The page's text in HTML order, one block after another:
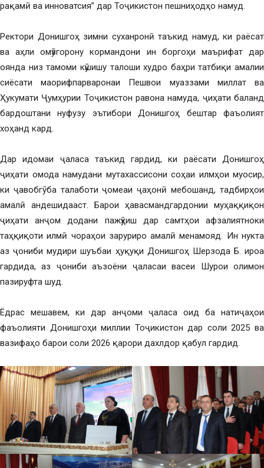
рақамӣ ва инноватсия” дар Тоҷикистон пешниҳодҳо намуд.
Ректори Донишгоҳ зимни суханронӣ таъкид намуд, ки раёсат
ва аҳли омӯзгорону кормандони ин боргоҳи маърифат дар
оянда низ тамоми кӯшишу талоши худро баҳри татбиқи амалии
сиёсати маорифпарваронаи Пешвои муаззами миллат ва
Ҳукумати Ҷумҳурии Тоҷикистон равона намуда, ҷиҳати баланд
бардоштани нуфузу эътибори Донишгоҳ бештар фаъолият
хоҳанд кард.
Дар идомаи ҷаласа таъкид гардид, ки раёсати Донишгоҳ
ҷиҳати омода намудани мутахассисони соҳаи илмҳои муосир,
ки ҷавобгӯ ба талаботи ҷомеаи ҷаҳонӣ мебошанд, тадбирҳои
амалӣ андешидааст. Барои ҳавасмандгардонии муҳаққиқон
ҷиҳати анҷом додани пажӯҳиш дар самтҳои афзалиятноки
таҳқиқоти илмӣ чораҳои заруриро амалӣ менамояд. Ин нукта
аз ҷониби мудири шуъбаи ҳуқуқи Донишгоҳ Шерзода Б. ироа
гардида, аз ҷониби аъзоёни ҷаласаи васеи Шурои олимон
пазируфта шуд.
Ёдрас мешавем, ки дар анҷоми ҷаласа оид ба натиҷаҳои
фаъолияти Донишгоҳи миллии Тоҷикистон дар соли 2025 ва
вазифаҳо барои соли 2026 қарори дахлдор қабул гардид.